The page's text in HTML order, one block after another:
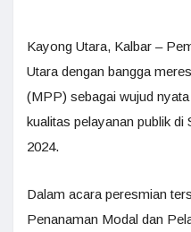
Kayong Utara, Kalbar –
Utara dengan bangga
(MPP) sebagai wujud
kualitas pelayanan publik di
2024.
Dalam acara peresmian
Penanaman Modal dan